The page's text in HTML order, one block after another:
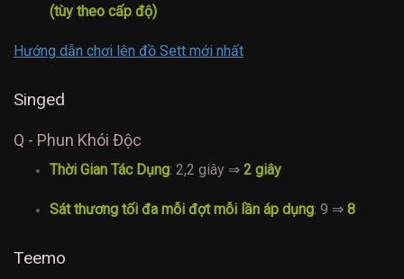
(tùy theo cấp độ)
Hướng dẫn chơi lên đồ Sett mới nhất
Singed
Q - Phun Khói Độc
Thời Gian Tác Dụng: 2,2 giây ⇒ 2 giây
Sát thương tối đa mỗi đợt mỗi lần áp dụng: 9 ⇒ 8
Teemo